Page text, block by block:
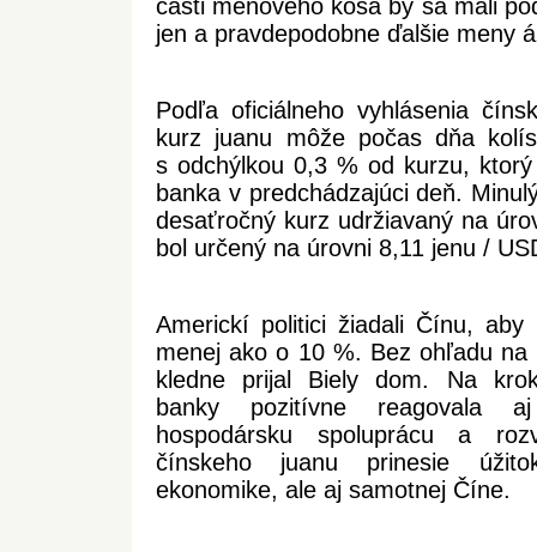
časti menového koša by sa mali
jen a pravdepodobne ďalšie meny
Podľa oficiálneho vyhlásenia
kurz juanu môže počas dňa
s odchýlkou 0,3 % od kurzu,
banka v predchádzajúci deň.
desaťročný kurz udržiavaný na
bol určený na úrovni 8,11 jenu /
Americkí politici žiadali Čínu, aby
menej ako o 10 %. Bez ohľadu
kledne prijal Biely dom. Na
banky pozitívne reagovala
hospodársku spoluprácu a
čínskeho juanu prinesie
ekonomike, ale aj samotnej Číne.